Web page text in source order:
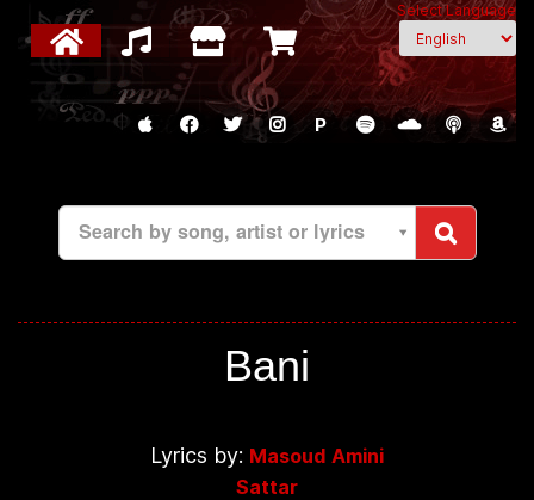
Select Language
P
Search by song, artist or lyrics
Bani
Lyrics by: Masoud Amini
Sattar